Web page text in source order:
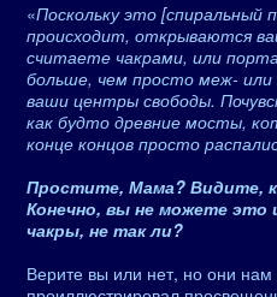
«Поскольку это [спиральный
происходит, открываются
считаете чакрами, или
больше, чем просто меж-
ваши центры свободы.
как будто древние мосты,
конце концов просто
Простите, Мама? Видите,
Конечно, вы не можете это
чакры, не так ли?
Верите вы или нет, но они